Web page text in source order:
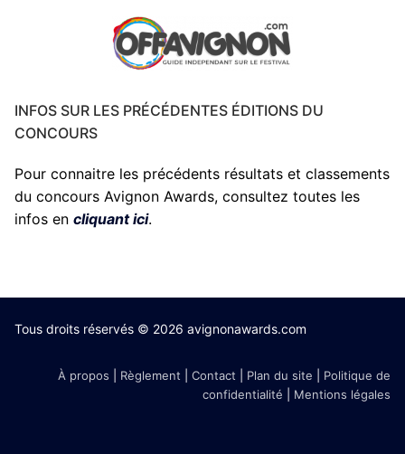
INFOS SUR LES PRÉCÉDENTES ÉDITIONS DU
CONCOURS
Pour connaitre les précédents résultats et classements
du concours Avignon Awards, consultez toutes les
infos en cliquant ici.
Tous droits réservés © 2026 avignonawards.com
À propos Règlement Contact Plan du site
Politique de
confidentialité
Mentions légales